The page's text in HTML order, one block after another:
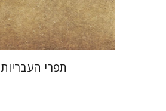
$28
$25
תפרי העבריות